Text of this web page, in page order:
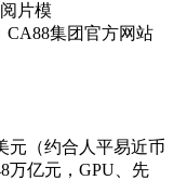
片模
CA88集团官方网站
（约合人平易近币
万亿元，GPU、先